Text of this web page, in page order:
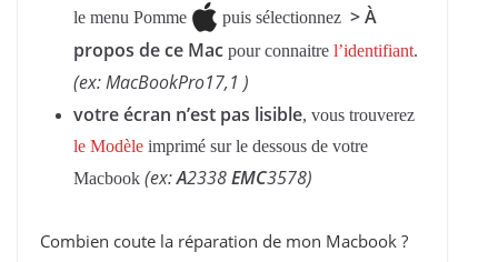
le menu Pomme puis sélectionnez > À
propos de ce Mac pour connaitre l’identifiant.
(ex: MacBookPro17,1 )
votre écran n’est pas lisible, vous trouverez
le Modèle imprimé sur le dessous de votre
Macbook (ex:A2338EMC3578)
Combien coute la réparation de mon Macbook ?